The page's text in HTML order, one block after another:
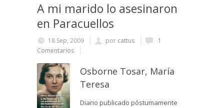
A mi marido lo asesinaron
en Paracuellos
18 Sep, 2009 por cattus
1
Comentarios
Osborne Tosar, María
Teresa
Diario publicado póstumamente